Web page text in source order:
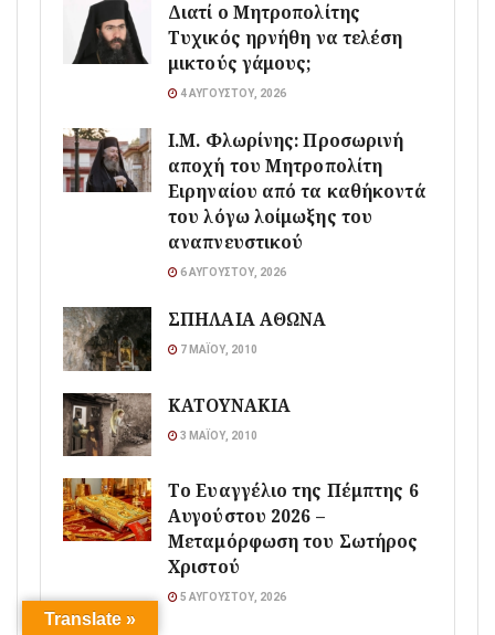
Διατί ο Μητροπολίτης
Τυχικός ηρνήθη να τελέση
μικτούς γάμους;
4 ΑΥΓΟΎΣΤΟΥ, 2026
Ι.Μ. Φλωρίνης: Προσωρινή
αποχή του Μητροπολίτη
Ειρηναίου από τα καθήκοντά
του λόγω λοίμωξης του
αναπνευστικού
6 ΑΥΓΟΎΣΤΟΥ, 2026
ΣΠΗΛΑΙΑ ΑΘΩΝΑ
7 ΜΑΪ́ΟΥ, 2010
ΚΑΤΟΥΝΑΚΙΑ
3 ΜΑΪ́ΟΥ, 2010
Το Ευαγγέλιο της Πέμπτης 6
Αυγούστου 2026 –
Μεταμόρφωση του Σωτήρος
Χριστού
5 ΑΥΓΟΎΣΤΟΥ, 2026
Translate »